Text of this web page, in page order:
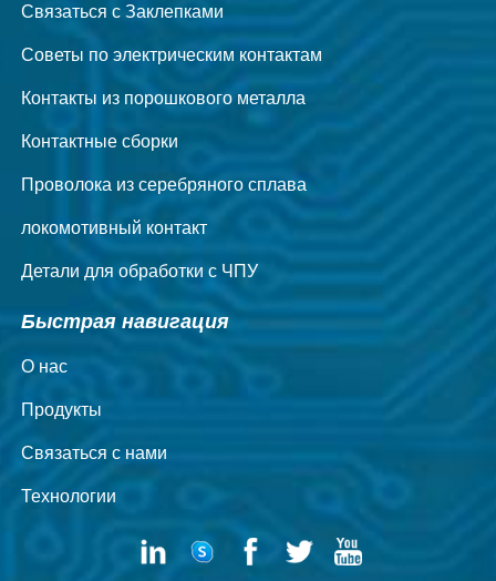
Связаться с Заклепками
Советы по электрическим контактам
Контакты из порошкового металла
Контактные сборки
Проволока из серебряного сплава
локомотивный контакт
Детали для обработки с ЧПУ
Быстрая навигация
О нас
Продукты
Связаться с нами
Технологии